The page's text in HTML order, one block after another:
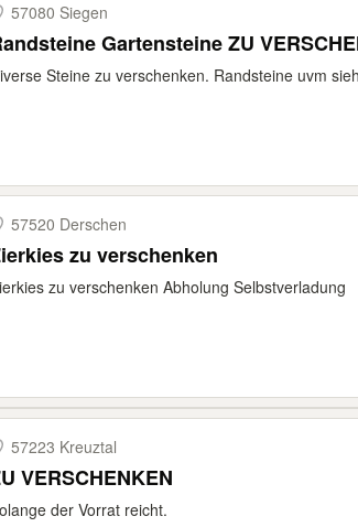
57080 Siegen
Gartensteine ZU
Steine zu verschenken. Randsteine uvm
57520 Derschen
zu verschenken
zu verschenken Abholung Selbstverladung
57223 Kreuztal
VERSCHENKEN
der Vorrat reicht.